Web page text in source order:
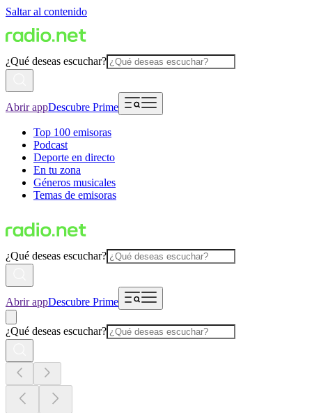
Saltar al contenido
¿Qué deseas escuchar?
Abrir appDescubre Prime
Top 100 emisoras
Podcast
Deporte en directo
En tu zona
Géneros musicales
Temas de emisoras
¿Qué deseas escuchar?
Abrir appDescubre Prime
¿Qué deseas escuchar?